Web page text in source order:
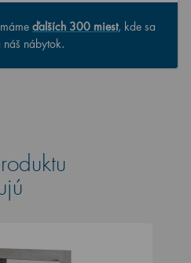
ďalších 300 miest, kde sa
náš nábytok.